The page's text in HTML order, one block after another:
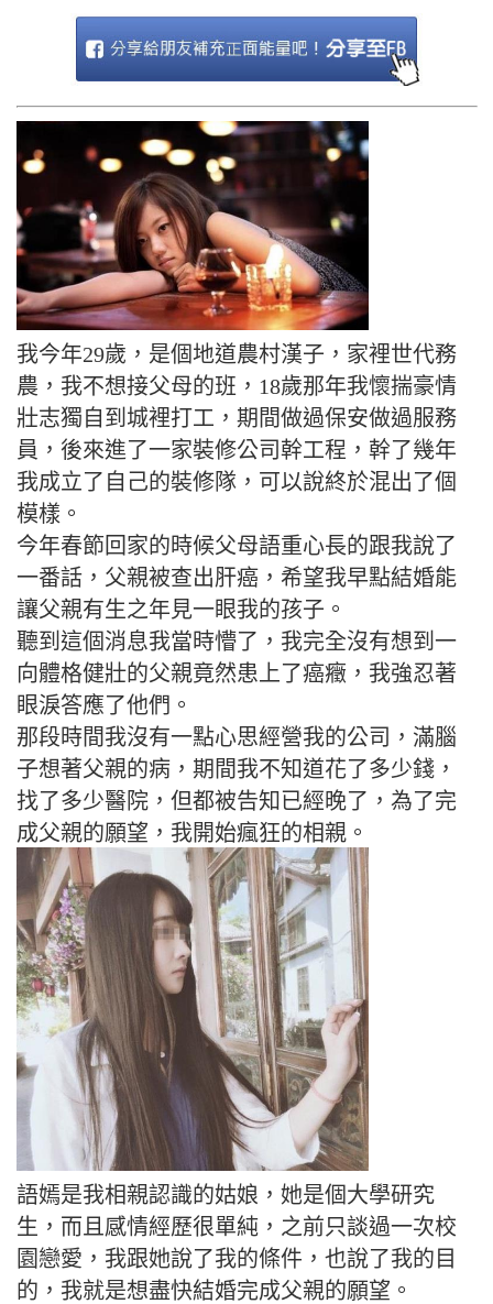
我今年29歲，是個地道農村漢子，家裡世代務
農，我不想接父母的班，18歲那年我懷揣豪情
壯志獨自到城裡打工，期間做過保安做過服務
員，後來進了一家裝修公司幹工程，幹了幾年
我成立了自己的裝修隊，可以說終於混出了個
模樣。
今年春節回家的時候父母語重心長的跟我說了
一番話，父親被查出肝癌，希望我早點結婚能
讓父親有生之年見一眼我的孩子。
聽到這個消息我當時懵了，我完全沒有想到一
向體格健壯的父親竟然患上了癌癥，我強忍著
眼淚答應了他們。
那段時間我沒有一點心思經營我的公司，滿腦
子想著父親的病，期間我不知道花了多少錢，
找了多少醫院，但都被告知已經晚了，為了完
成父親的願望，我開始瘋狂的相親。
語嫣是我相親認識的姑娘，她是個大學研究
生，而且感情經歷很單純，之前只談過一次校
園戀愛，我跟她說了我的條件，也說了我的目
的，我就是想盡快結婚完成父親的願望。